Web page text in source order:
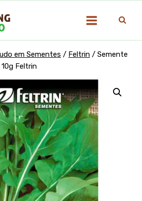
em Sementes / Feltrin / Semente
Feltrin